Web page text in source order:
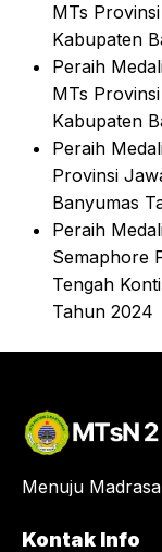
MTs
Kabupaten
Peraih
MTs
Kabupaten
Peraih
Provinsi
Banyumas
Peraih
Semaphore
Tengah
Tahun 2024
Menuju
Kontak Info